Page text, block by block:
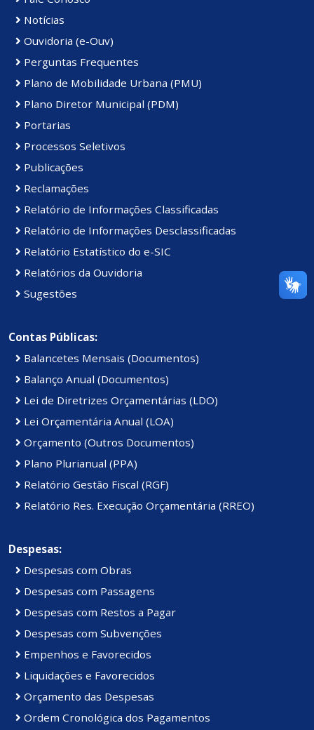
Notícias
Ouvidoria (e-Ouv)
Perguntas Frequentes
Plano de Mobilidade Urbana (PMU)
Plano Diretor Municipal (PDM)
Portarias
Processos Seletivos
Publicações
Reclamações
Relatório de Informações Classificadas
Relatório de Informações Desclassificadas
Relatório Estatístico do e-SIC
Relatórios da Ouvidoria
Sugestões
Contas Públicas:
Balancetes Mensais (Documentos)
Balanço Anual (Documentos)
Lei de Diretrizes Orçamentárias (LDO)
Lei Orçamentária Anual (LOA)
Orçamento (Outros Documentos)
Plano Plurianual (PPA)
Relatório Gestão Fiscal (RGF)
Relatório Res. Execução Orçamentária (RREO)
Despesas:
Despesas com Obras
Despesas com Passagens
Despesas com Restos a Pagar
Despesas com Subvenções
Empenhos e Favorecidos
Liquidações e Favorecidos
Orçamento das Despesas
Ordem Cronológica dos Pagamentos